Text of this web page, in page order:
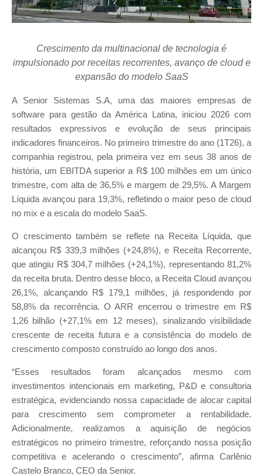
Crescimento da multinacional de tecnologia é
impulsionado por receitas recorrentes, avanço de cloud e
expansão do modelo SaaS
A Senior Sistemas S.A, uma das maiores empresas de
software para gestão da América Latina, iniciou 2026 com
resultados expressivos e evolução de seus principais
indicadores financeiros. No primeiro trimestre do ano (1T26), a
companhia registrou, pela primeira vez em seus 38 anos de
história, um EBITDA superior a R$ 100 milhões em um único
trimestre, com alta de 36,5% e margem de 29,5%. A Margem
Líquida avançou para 19,3%, refletindo o maior peso de cloud
no mix e a escala do modelo SaaS.
O crescimento também se reflete na Receita Líquida, que
alcançou R$ 339,3 milhões (+24,8%), e Receita Recorrente,
que atingiu R$ 304,7 milhões (+24,1%), representando 81,2%
da receita bruta. Dentro desse bloco, a Receita Cloud avançou
26,1%, alcançando R$ 179,1 milhões, já respondendo por
58,8% da recorrência. O ARR encerrou o trimestre em R$
1,26 bilhão (+27,1% em 12 meses), sinalizando visibilidade
crescente de receita futura e a consistência do modelo de
crescimento composto construído ao longo dos anos.
“Esses resultados foram alcançados mesmo com
investimentos intencionais em marketing, P&D e consultoria
estratégica, evidenciando nossa capacidade de alocar capital
para crescimento sem comprometer a rentabilidade.
Adicionalmente, realizamos a aquisição de negócios
estratégicos no primeiro trimestre, reforçando nossa posição
competitiva e acelerando o crescimento”, afirma Carlênio
Castelo Branco, CEO da Senior.